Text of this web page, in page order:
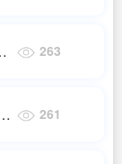
263
261